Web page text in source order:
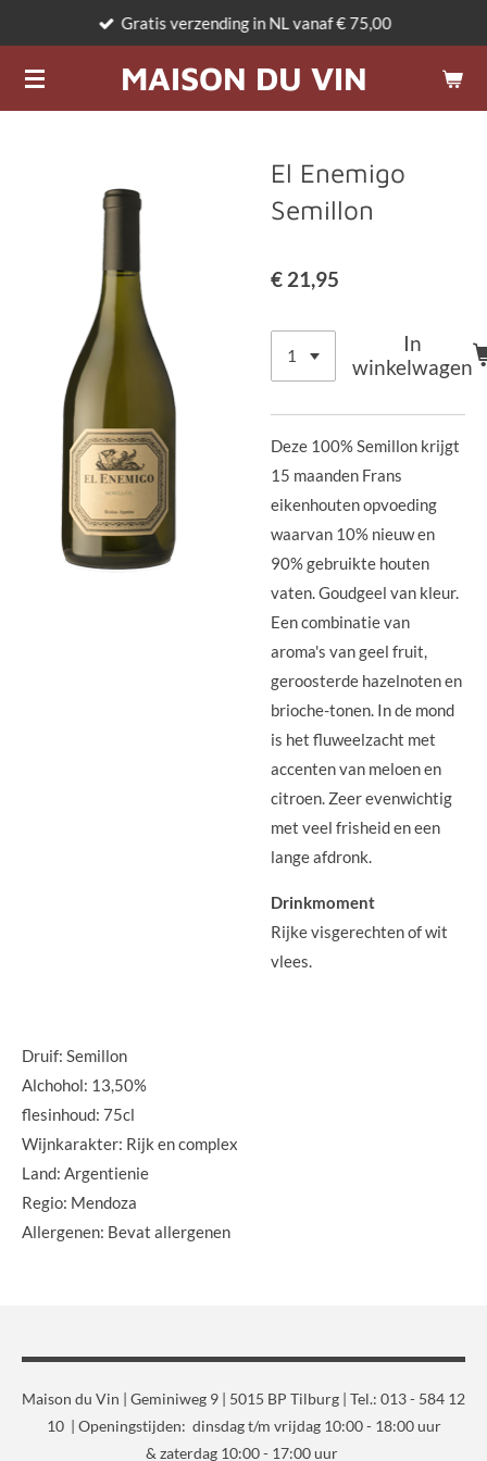
naar
de
MAISON DU VIN
Gratis verzending in NL vanaf € 75,00
El Enemigo
Semillon
€ 21,95
In
winkelwagen
Deze 100% Semillon krijgt
15 maanden Frans
eikenhouten opvoeding
waarvan 10% nieuw en
90% gebruikte houten
vaten.Goudgeel van kleur.
Een combinatie van
aroma's van geel fruit,
geroosterde hazelnoten en
brioche-tonen. In de mond
is het fluweelzacht met
accenten van meloen en
citroen. Zeer evenwichtig
met veel frisheid en een
lange afdronk.
Drinkmoment
Rijke visgerechten of wit
vlees.
Druif: Semillon
Alchohol: 13,50%
flesinhoud: 75cl
Wijnkarakter: Rijk en complex
Land: Argentienie
Regio: Mendoza
Allergenen: Bevat allergenen
Maison du Vin | Geminiweg 9 | 5015 BP Tilburg | Tel.: 013 - 584 12
10 | Openingstijden: dinsdag t/m vrijdag 10:00 - 18:00 uur
& zaterdag 10:00 - 17:00 uur